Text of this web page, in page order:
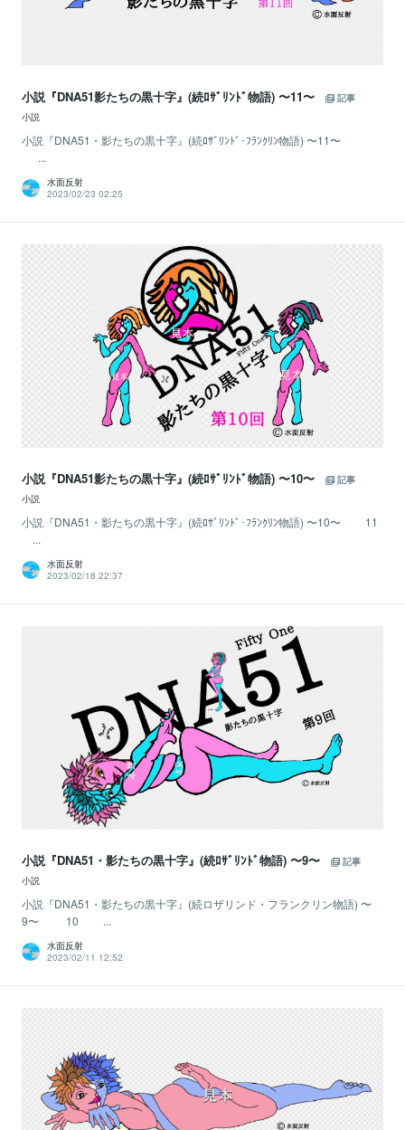
小説『DNA51影たちの黒十字』(続ﾛｻﾞﾘﾝﾄﾞ物語) 〜11〜
記事
小説
小説『DNA51・影たちの黒十字』(続ﾛｻﾞﾘﾝﾄﾞ･ﾌﾗﾝｸﾘﾝ物語) 〜11〜
...
水面反射
2023/02/23 02:25
小説『DNA51影たちの黒十字』(続ﾛｻﾞﾘﾝﾄﾞ物語) 〜10〜
記事
小説
小説『DNA51・影たちの黒十字』(続ﾛｻﾞﾘﾝﾄﾞ･ﾌﾗﾝｸﾘﾝ物語) 〜10〜 11
...
水面反射
2023/02/18 22:37
小説『DNA51・影たちの黒十字』(続ﾛｻﾞﾘﾝﾄﾞ物語) 〜9〜
記事
小説
小説『DNA51・影たちの黒十字』(続ロザリンド・フランクリン物語) 〜
9〜 10 ...
水面反射
2023/02/11 12:52